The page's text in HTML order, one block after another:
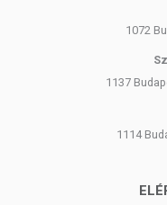
1072
1137
1114